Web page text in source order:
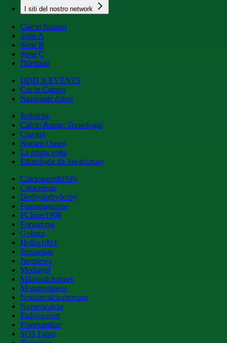
I siti del nostro network
Calcio Italiano
Serie A
Serie B
Serie C
Dilettanti
DDD X EVENTS
Cur in Campo
Nazionale Attori
Rubriche
Calcio &amp; Tecnologia
Cinegol
Nomen Omen
La prima volta
Etimologie da Spogliatoio
Calcionapoli1926
Cittaceleste
Derbyderbyderby
Fantamagazine
FCInter1908
Forzaroma
Golssip
Hellas1903
Ilmilanista
Juvenews
Mediagol
Milanistichannel
Mondoudinese
Notiziecalciomercato
Numericalcio
Padovasport
Pianetamilan
SOS Fanta